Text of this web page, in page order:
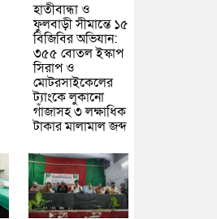
হাতীবান্ধা ও
ফুলবাড়ী সীমান্তে ১৫
বিজিবির অভিযান:
৩৫৫ বোতল ইস্কাপ
সিরাপ ও
মোটরসাইকেলের
ট্যাংকে লুকানো
গাঁজাসহ ৩ লক্ষাধিক
টাকার মালামাল জব্দ